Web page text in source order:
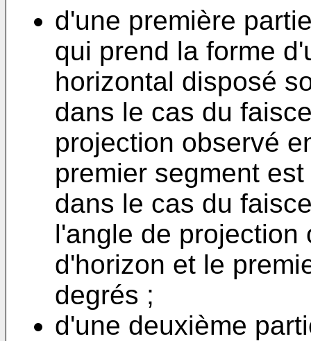
d'une première
qui prend la forme
horizontal disposé
dans le cas du
projection observé
premier segment
dans le cas du
l'angle de projection
d'horizon et le
degrés ;
d'une deuxième